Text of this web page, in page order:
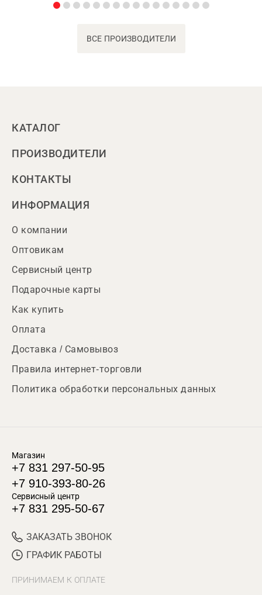
ВСЕ ПРОИЗВОДИТЕЛИ
КАТАЛОГ
ПРОИЗВОДИТЕЛИ
КОНТАКТЫ
ИНФОРМАЦИЯ
О компании
Оптовикам
Сервисный центр
Подарочные карты
Как купить
Оплата
Доставка / Самовывоз
Правила интернет-торговли
Политика обработки персональных данных
Магазин
+7 831 297-50-95
+7 910-393-80-26
Сервисный центр
+7 831 295-50-67
ЗАКАЗАТЬ ЗВОНОК
ГРАФИК РАБОТЫ
ПРИНИМАЕМ К ОПЛАТЕ